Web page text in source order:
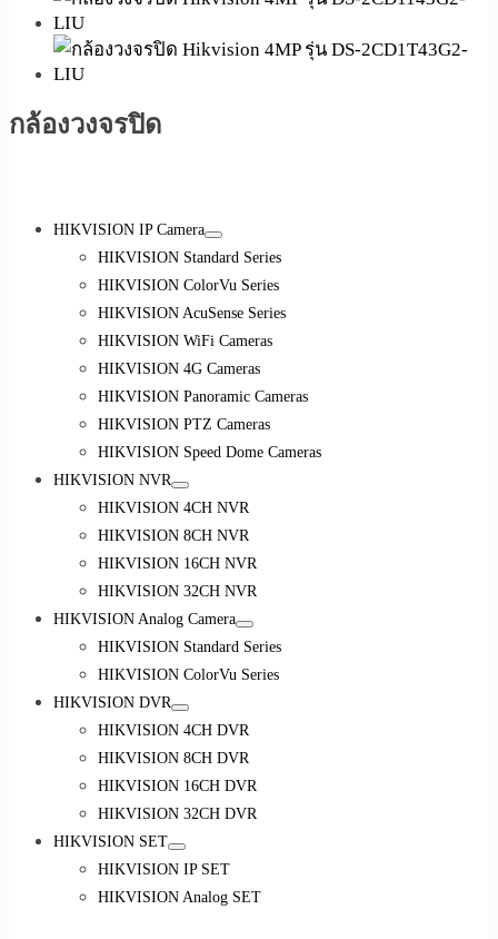
กล้องวงจรปิด
HIKVISION IP Camera
HIKVISION Standard Series
HIKVISION ColorVu Series
HIKVISION AcuSense Series
HIKVISION WiFi Cameras
HIKVISION 4G Cameras
HIKVISION Panoramic Cameras
HIKVISION PTZ Cameras
HIKVISION Speed Dome Cameras
HIKVISION NVR
HIKVISION 4CH NVR
HIKVISION 8CH NVR
HIKVISION 16CH NVR
HIKVISION 32CH NVR
HIKVISION Analog Camera
HIKVISION Standard Series
HIKVISION ColorVu Series
HIKVISION DVR
HIKVISION 4CH DVR
HIKVISION 8CH DVR
HIKVISION 16CH DVR
HIKVISION 32CH DVR
HIKVISION SET
HIKVISION IP SET
HIKVISION Analog SET